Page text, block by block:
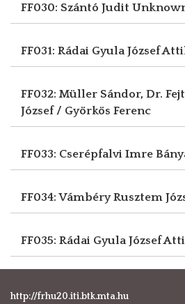
FF030: Szántó Judit
FF031: Rádai GyulaJózsef
FF032: Müller Sándor, Dr.
József / Györkös Ferenc
FF033: Cserépfalvi Imre
FF034: Vámbéry Rusztem
FF035: Rádai GyulaJózsef
http://frhu20.iti.btk.mta.hu